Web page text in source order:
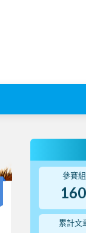
參賽
160
累計文